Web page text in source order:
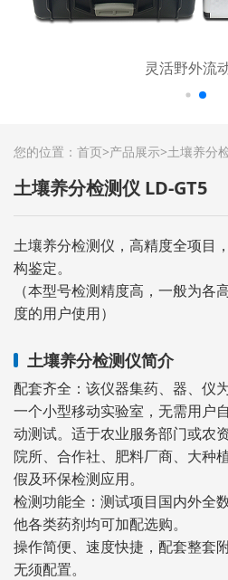
灵活野外流
您的位置： 首页>产品展示>土壤养分
土壤养分检测仪 LD-GT5
土壤养分检测仪，高精度全项目
构鉴定。
（本型号检测精度高，一般为各
度的用户使用）
土壤养分检测仪简介
配套齐全：该仪器集药、器、仪
一个小型移动实验室，无需用户
动测试。适于农业服务部门或农
院所、合作社、肥料厂商、大种
假及环保检测应用。
检测功能全：测试项目国内外全
他各类药剂均可加配选购。
操作简便、速度快捷，配套整套
无须配置。